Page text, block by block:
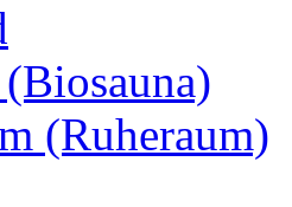
(Ruheraum)